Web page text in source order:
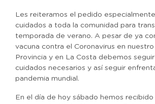
Les reiteramos el pedido
cuidados a toda la comunidad para
temporada de verano. A pesar de ya
vacuna contra el Coronavirus en nuestro
Provincia y en La Costa debemos
cuidados necesarios y así seguir
pandemia mundial.
En el día de hoy sábado hemos